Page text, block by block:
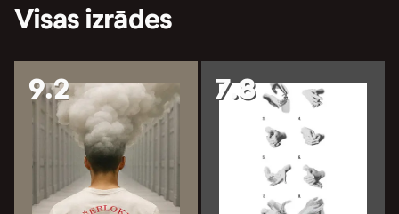
Visas izrādes
9.2 7.8